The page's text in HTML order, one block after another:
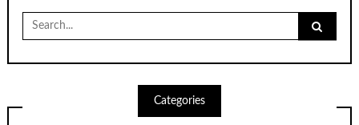
Search
for:
Categories